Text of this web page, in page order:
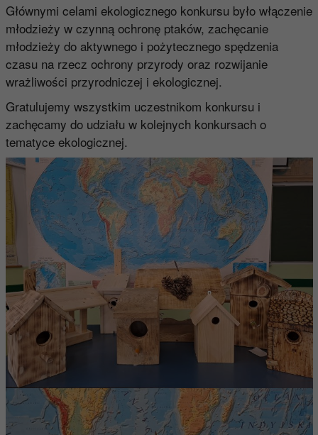
Głównymi celami ekologicznego konkursu było włączenie
młodzieży w czynną ochronę ptaków, zachęcanie
młodzieży do aktywnego i pożytecznego spędzenia
czasu na rzecz ochrony przyrody oraz rozwijanie
wrażliwości przyrodniczej i ekologicznej.
Gratulujemy wszystkim uczestnikom konkursu i
zachęcamy do udziału w kolejnych konkursach o
tematyce ekologicznej.